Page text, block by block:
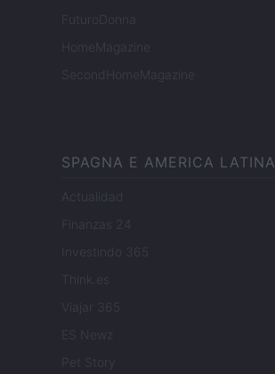
FuturoDonna
HomeMagazine
SecondHomeMagazine
SPAGNA E AMERICA LATINA
Actualidad
Finanzas 24
Investindo 365
Think.es
Viajar 365
ES Newz
Pet Story